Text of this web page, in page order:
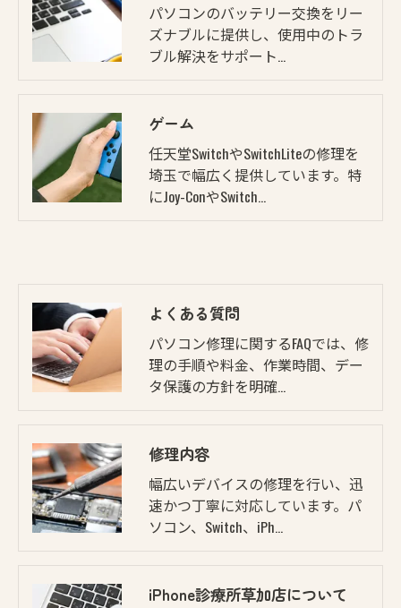
パソコンのバッテリー交換をリー
ズナブルに提供し、使用中のトラ
ブル解決をサポート…
ゲーム
任天堂SwitchやSwitchLiteの修理を
埼玉で幅広く提供しています。特
にJoy-ConやSwitch…
よくある質問
パソコン修理に関するFAQでは、修
理の手順や料金、作業時間、デー
タ保護の方針を明確…
修理内容
幅広いデバイスの修理を行い、迅
速かつ丁寧に対応しています。パ
ソコン、Switch、iPh…
iPhone診療所草加店について